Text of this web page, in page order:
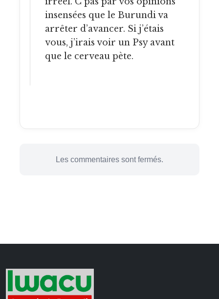
insensées que le Burundi va
arrêter d’avancer. Si j’étais
vous, j’irais voir un Psy avant
que le cerveau pète.
Les commentaires sont fermés.